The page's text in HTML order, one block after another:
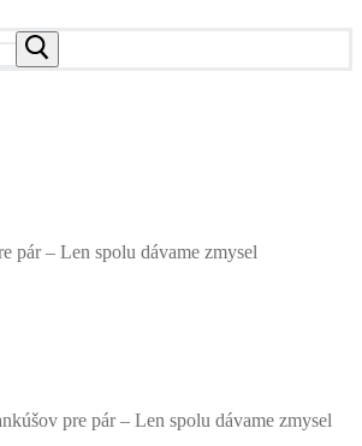
pár – Len spolu dávame zmysel
pre pár – Len spolu dávame zmysel